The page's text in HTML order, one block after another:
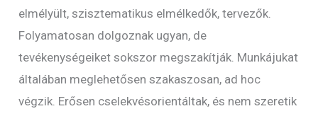
elmélyült, szisztematikus elmélkedők, tervezők.
Folyamatosan dolgoznak ugyan, de
tevékenységeiket sokszor megszakítják. Munkájukat
általában meglehetősen szakaszosan, ad hoc
végzik. Erősen cselekvésorientáltak, és nem szeretik